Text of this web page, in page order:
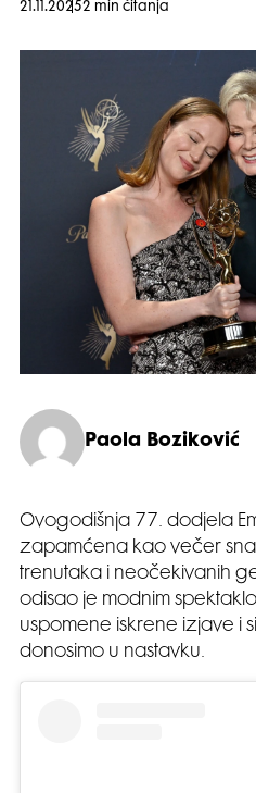
21.11.20252 min čitanja
Paola Boziković
Ovogodišnja 77. dodjela
zapamćena kao večer
trenutaka i neočekivanih
odisao je modnim
uspomene iskrene izjave i
donosimo u nastavku.